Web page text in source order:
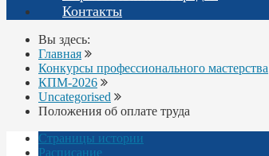
Контакты
Вы здесь:
Главная
Конкурсы профессионального мастерства
КПМ-2026
Uncategorised
Положения об оплате труда
Страницы истории
Расписание